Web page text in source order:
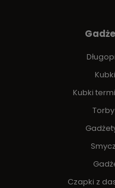
Kubki
Czapki z